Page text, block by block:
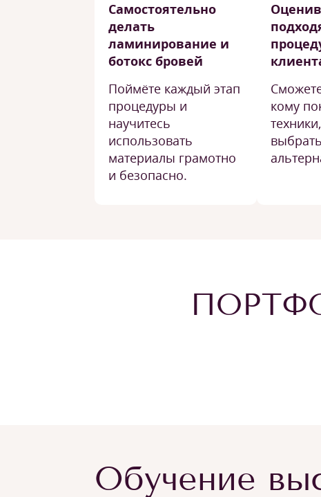
Самостоятельно
делать
ламинирование и
ботокс бровей
Поймёте каждый этап
процедуры и
научитесь
использовать
материалы грамотно
и безопасно.
кому
выбрать